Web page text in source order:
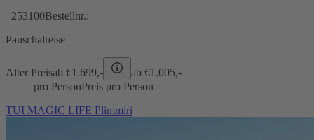
253100Bestellnr.:
Pauschalreise
Alter Preisab €1.699,- ab €1.005,-
pro PersonPreis pro Person
TUI MAGIC LIFE Plimmiri